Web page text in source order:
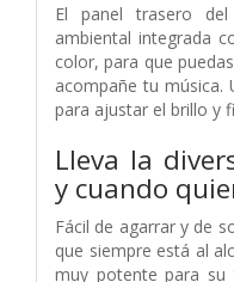
El panel trasero
ambiental integrada
color, para que
acompañe tu música.
para ajustar el brillo y
Lleva la
y cuando
Fácil de agarrar y de
que siempre está al
muy potente para su